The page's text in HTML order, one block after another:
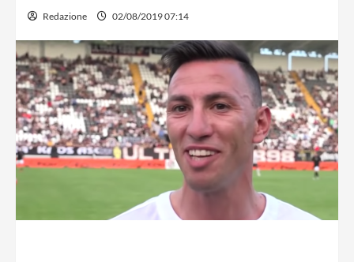
Redazione 02/08/2019 07:14